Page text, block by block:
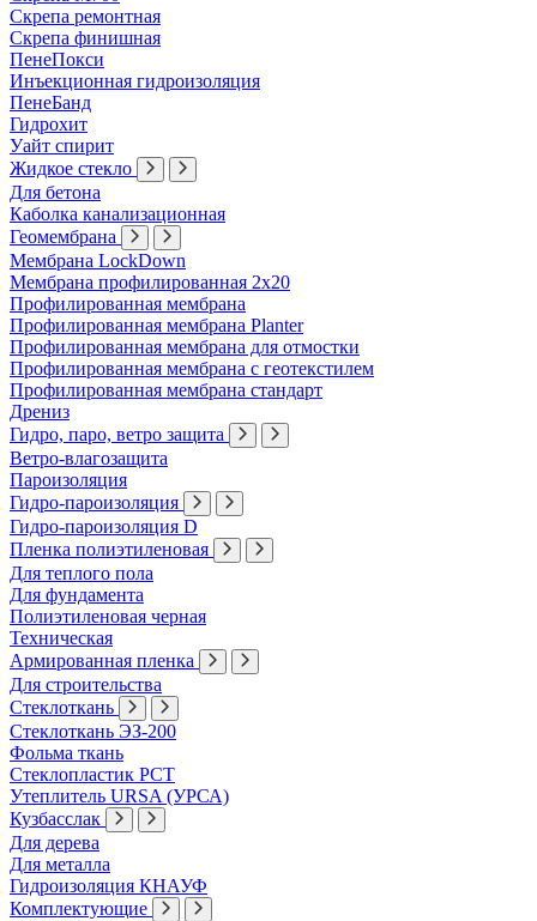
Скрепа ремонтная
Скрепа финишная
ПенеПокси
Инъекционная гидроизоляция
ПенеБанд
Гидрохит
Уайт спирит
Жидкое стекло
Для бетона
Каболка канализационная
Геомембрана
Мембрана LockDown
Мембрана профилированная 2х20
Профилированная мембрана
Профилированная мембрана Planter
Профилированная мембрана для отмостки
Профилированная мембрана с геотекстилем
Профилированная мембрана стандарт
Дрениз
Гидро, паро, ветро защита
Ветро-влагозащита
Пароизоляция
Гидро-пароизоляция
Гидро-пароизоляция D
Пленка полиэтиленовая
Для теплого пола
Для фундамента
Полиэтиленовая черная
Техническая
Армированная пленка
Для строительства
Стеклоткань
Стеклоткань ЭЗ-200
Фольма ткань
Стеклопластик РСТ
Утеплитель URSA (УРСА)
Кузбасслак
Для дерева
Для металла
Гидроизоляция КНАУФ
Комплектующие